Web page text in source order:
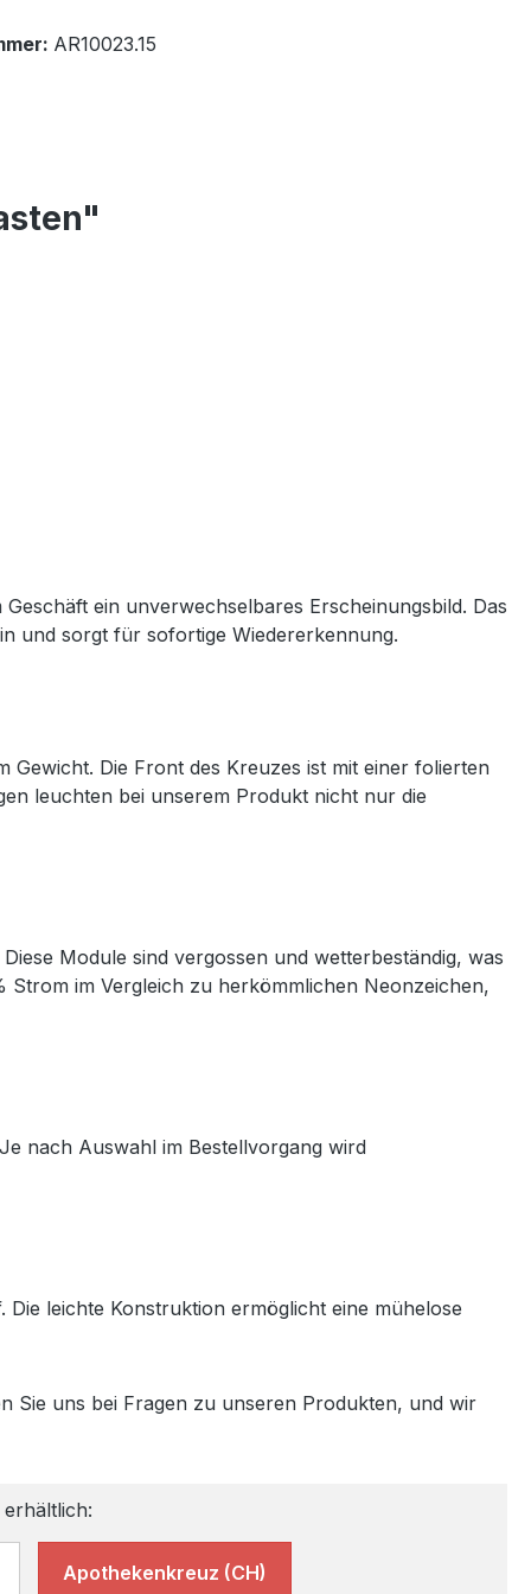
AR10023.15
ein unverwechselbares Erscheinungsbild. Das
und sorgt für sofortige Wiedererkennung.
Gewicht. Die Front des Kreuzes ist mit einer folierten
leuchten bei unserem Produkt nicht nur die
Module sind vergossen und wetterbeständig, was
Strom im Vergleich zu herkömmlichen Neonzeichen,
nach Auswahl im Bestellvorgang wird
leichte Konstruktion ermöglicht eine mühelose
Sie uns bei Fragen zu unseren Produkten, und wir
Apothekenkreuz (CH)